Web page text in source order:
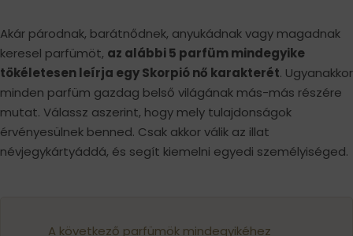
Akár párodnak, barátnődnek, anyukádnak vagy magadnak
keresel parfümöt, az alábbi 5 parfüm mindegyike
tökéletesen leírja egy Skorpió nő karakterét. Ugyanakkor
minden parfüm gazdag belső világának más-más részére
mutat. Válassz aszerint, hogy mely tulajdonságok
érvényesülnek benned. Csak akkor válik az illat
névjegykártyáddá, és segít kiemelni egyedi személyiséged.
A következő parfümök mindegyikéhez